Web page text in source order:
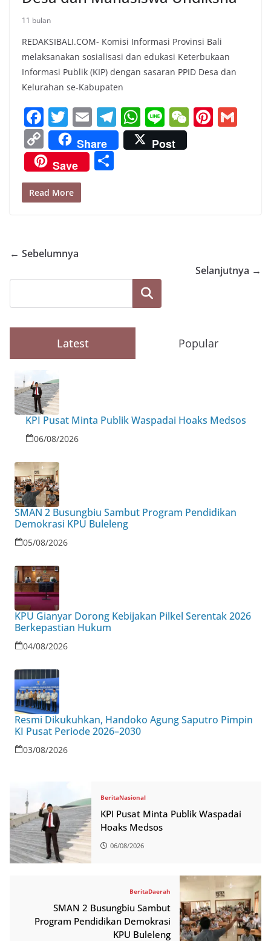
11 bulan
REDAKSIBALI.COM- Komisi Informasi Provinsi Bali
melaksanakan sosialisasi dan edukasi Keterbukaan
Informasi Publik (KIP) dengan sasaran PPID Desa dan
Kelurahan se-Kabupaten
F
a
c
e
b
k
T
w
itt
er
E
m
ai
l
T
el
e
W
h
at
Li
n
e
W Pi
C
o
p
y
k
Share
Post
Save
Read More
← Sebelumnya
Selanjutnya →
Cari
Latest Popular
KPI Pusat Minta Publik Waspadai Hoaks Medsos
06/08/2026
SMAN 2 Busungbiu Sambut Program Pendidikan
Demokrasi KPU Buleleng
05/08/2026
KPU Gianyar Dorong Kebijakan Pilkel Serentak 2026
Berkepastian Hukum
04/08/2026
Resmi Dikukuhkan, Handoko Agung Saputro Pimpin
KI Pusat Periode 2026–2030
03/08/2026
BeritaNasional
KPI Pusat Minta Publik Waspadai
Hoaks Medsos
06/08/2026
BeritaDaerah
SMAN 2 Busungbiu Sambut
Program Pendidikan Demokrasi
KPU Buleleng